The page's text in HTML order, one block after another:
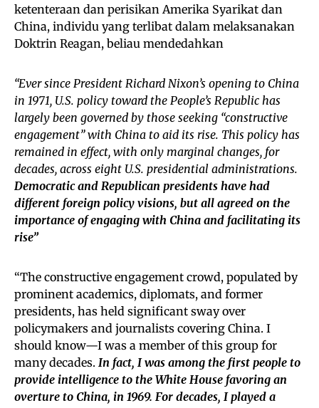
ketenteraan dan perisikan Amerika Syarikat dan
China, individu yang terlibat dalam melaksanakan
Doktrin Reagan, beliau mendedahkan
“Ever since President Richard Nixon’s opening to China
in 1971, U.S. policy toward the People’s Republic has
largely been governed by those seeking “constructive
engagement” with China to aid its rise. This policy has
remained in effect, with only marginal changes, for
decades, across eight U.S. presidential administrations.
Democratic and Republican presidents have had
different foreign policy visions, but all agreed on the
importance of engaging with China and facilitating its
rise”
“The constructive engagement crowd, populated by
prominent academics, diplomats, and former
presidents, has held significant sway over
policymakers and journalists covering China. I
should know—I was a member of this group for
many decades. In fact, I was among the first people to
provide intelligence to the White House favoring an
overture to China, in 1969. For decades, I played a